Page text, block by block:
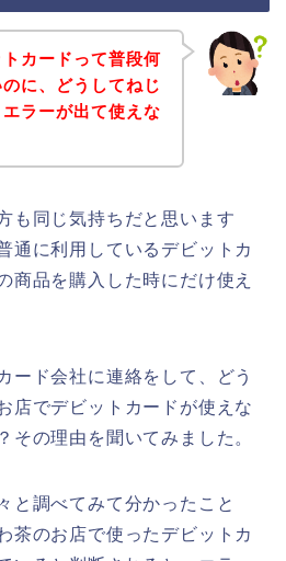
カードって普段何
に、どうしてねじ
ラーが出て使えな
も同じ気持ちだと思います
通に利用しているデビットカ
商品を購入した時にだけ使え
ード会社に連絡をして、どう
店でデビットカードが使えな
その理由を聞いてみました。
と調べてみて分かったこと
茶のお店で使ったデビットカ